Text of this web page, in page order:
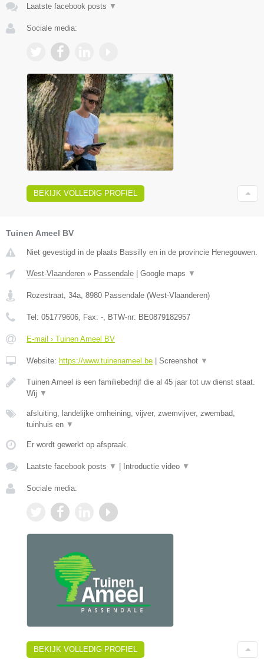
Laatste facebook posts ▼
Sociale media:
BEKIJK VOLLEDIG PROFIEL
Tuinen Ameel BV
Niet gevestigd in de plaats Bassilly en in de provincie Henegouwen.
West-Vlaanderen » Passendale Google maps ▼
Rozestraat, 34a, 8980 Passendale (West-Vlaanderen)
Tel: 051779606, Fax: -, BTW-nr: BE0879182957
E-mail › Tuinen Ameel BV
Website: https://www.tuinenameel.be Screenshot ▼
Tuinen Ameel is een familiebedrijf die al 45 jaar tot uw dienst staat.
Wij ▼
afsluiting, landelijke omheining, vijver, zwemvijver, zwembad,
tuinhuis en ▼
Er wordt gewerkt op afspraak.
Laatste facebook posts ▼ Introductie video ▼
Sociale media:
BEKIJK VOLLEDIG PROFIEL